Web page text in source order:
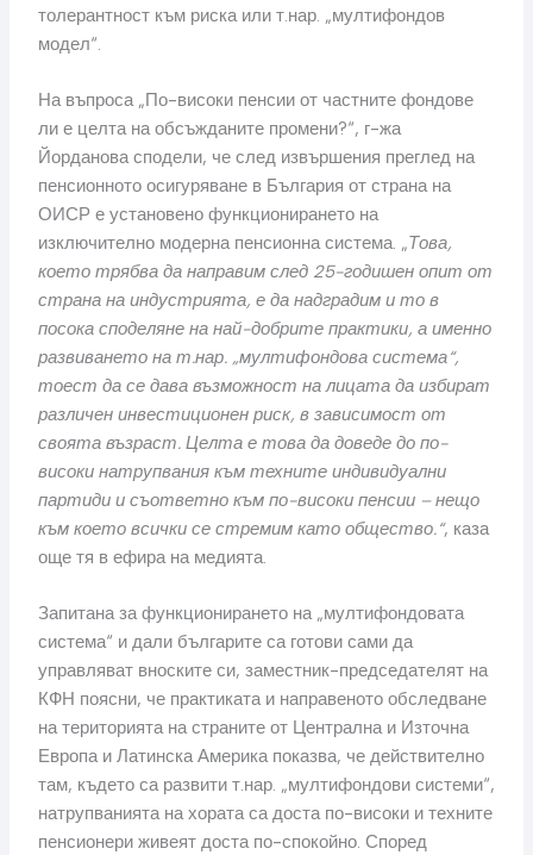
толерантност към риска или т.нар. „мултифондов
модел“.
На въпроса „По-високи пенсии от частните фондове
ли е целта на обсъжданите промени?“, г-жа
Йорданова сподели, че след извършения преглед на
пенсионното осигуряване в България от страна на
ОИСР е установено функционирането на
изключително модерна пенсионна система. „Това,
което трябва да направим след 25-годишен опит от
страна на индустрията, е да надградим и то в
посока споделяне на най-добрите практики, а именно
развиването на т.нар. „мултифондова система“,
тоест да се дава възможност на лицата да избират
различен инвестиционен риск, в зависимост от
своята възраст. Целта е това да доведе до по-
високи натрупвания към техните индивидуални
партиди и съответно към по-високи пенсии – нещо
към което всички се стремим като общество.“, каза
още тя в ефира на медията.
Запитана за функционирането на „мултифондовата
система“ и дали българите са готови сами да
управляват вноските си, заместник-председателят на
КФН поясни, че практиката и направеното обследване
на територията на страните от Централна и Източна
Европа и Латинска Америка показва, че действително
там, където са развити т.нар. „мултифондови системи“,
натрупванията на хората са доста по-високи и техните
пенсионери живеят доста по-спокойно. Според